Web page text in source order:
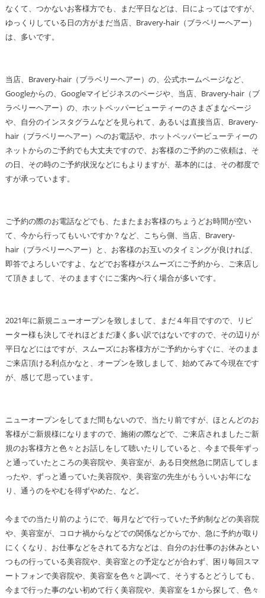
なくて、つかないお客様方でも、まだ平日などは、日によってはですが、
ゆっくりしている日の方がまだ当店、Bravery-hair（ブラベリーヘアー）
は、多いです。
当店、Bravery-hair（ブラベリーヘアー）の、公式ホームページなど、
Googleからの、Googleマイビジネスのページや、当店、Bravery-hair（ブ
ラベリーヘアー）の、ホットペッパービューティーのさまざまなページ
や、自分のインスタグラムなどを見られて、あるいは直接当店、Bravery-
hair（ブラベリーヘアー）へのお電話や、ホットペッパービューティーの
ネットからのご予約でも大丈夫ですので、お客様のご予約のご依頼は、そ
の日、その時のご予約状況などにもよりますが、基本的には、その都度で
すが承っています。
ご予約の際のお電話などでも、たまたまお客様のちょうどお時間が空い
て、今から行ってもいいですか？など、こちら側、当店、Bravery-
hair（ブラベリーヘアー）と、お客様のお互いのタイミングが良ければ、
即答でよろしいですよ、などでお客様がスムーズにご予約から、ご来店し
て頂きまして、そのまますぐにご案内へ行く場合が多いです。
2021年に新規ニューオープンを致しまして、まだ４年目ですので、リピ
ーター様も決してそれほどまだ凄く多い訳ではないですので、その辺りが
平日などにはですが、スムーズにお客様方がご予約からすぐに、そのまま
ご来店頂ける利点かなと、オープンを致しまして、始めてみて今現在です
が、感じて思っています。
ニューオープンをしてまだ間もないので、当たり前ですが、ほとんどのお
客様がご新規様になりますので、施術の際などで、ご来店されましたご新
規のお客様方と色々とお話しをして聴いたりしていると、今まで長年ずっ
と通っていたところの美容院や、美容室が、ある日突然急に閉店してしま
ったや、ずっと通っていた美容院や、美容室の先生がもういいお年にな
り、通うのをやむを得ずやめた、など。
今までの当たり前のようにで、毎月などで行っていた予約制などの美容院
や、美容室が、コロナ禍からなどでの関係などからでか、急に予約が取り
にくくなり、お仕事などをされてる方などは、自分のお仕事のお休みとい
つもの行っている美容院や、美容室との予定などが合わず、困り毎回スマ
ートフォンで美容院や、美容室を色々と調べて、そうするとどうしても、
今まで行った事のない初めて行く美容院や、美容室を１から探して、色々